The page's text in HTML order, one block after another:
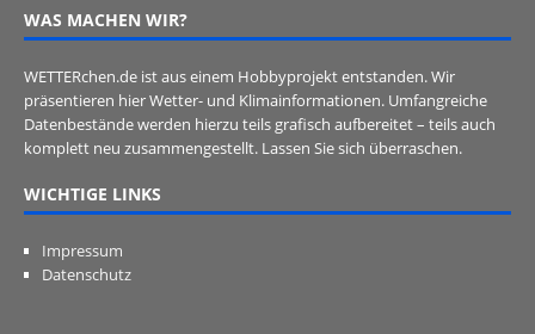
WAS MACHEN WIR?
WETTERchen.de ist aus einem Hobbyprojekt entstanden. Wir
präsentieren hier Wetter- und Klimainformationen. Umfangreiche
Datenbestände werden hierzu teils grafisch aufbereitet – teils auch
komplett neu zusammengestellt. Lassen Sie sich überraschen.
WICHTIGE LINKS
Impressum
Datenschutz